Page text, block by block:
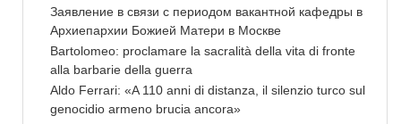
Заявление в связи с периодом вакантной кафедры в
Архиепархии Божией Матери в Москве
Bartolomeo: proclamare la sacralità della vita di fronte
alla barbarie della guerra
Aldo Ferrari: «A 110 anni di distanza, il silenzio turco sul
genocidio armeno brucia ancora»